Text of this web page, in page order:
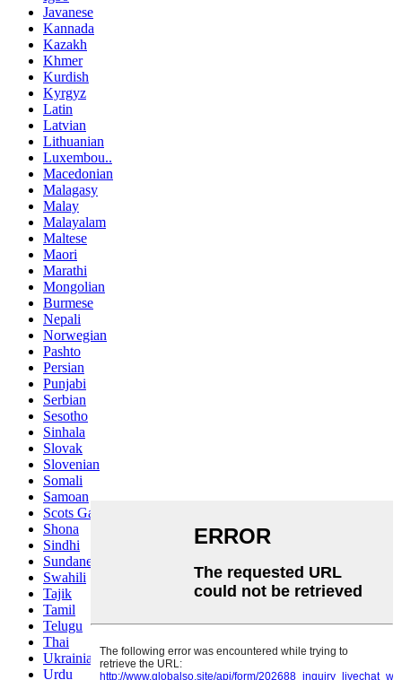
Javanese
Kannada
Kazakh
Khmer
Kurdish
Kyrgyz
Latin
Latvian
Lithuanian
Luxembou..
Macedonian
Malagasy
Malay
Malayalam
Maltese
Maori
Marathi
Mongolian
Burmese
Nepali
Norwegian
Pashto
Persian
Punjabi
Serbian
Sesotho
Sinhala
Slovak
Slovenian
Somali
Samoan
Scots Gaelic
Shona
Sindhi
Sundanese
Swahili
Tajik
Tamil
Telugu
Thai
Ukrainian
Urdu